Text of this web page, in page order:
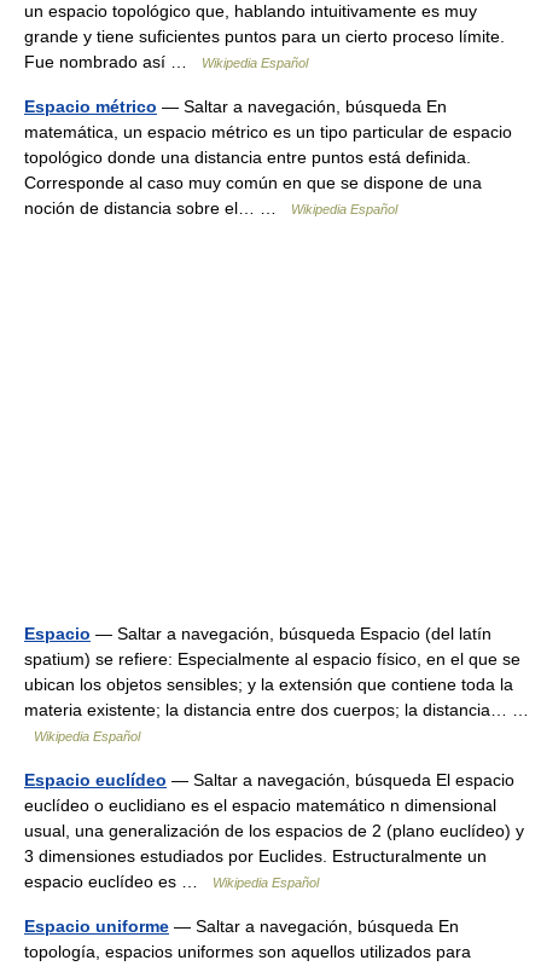
un espacio topológico que, hablando intuitivamente es muy
grande y tiene suficientes puntos para un cierto proceso límite.
Fue nombrado así …
Wikipedia Español
Espacio métrico — Saltar a navegación, búsqueda En
matemática, un espacio métrico es un tipo particular de espacio
topológico donde una distancia entre puntos está definida.
Corresponde al caso muy común en que se dispone de una
noción de distancia sobre el… …
Wikipedia Español
Espacio — Saltar a navegación, búsqueda Espacio (del latín
spatium) se refiere: Especialmente al espacio físico, en el que se
ubican los objetos sensibles; y la extensión que contiene toda la
materia existente; la distancia entre dos cuerpos; la distancia… …
Wikipedia Español
Espacio euclídeo — Saltar a navegación, búsqueda El espacio
euclídeo o euclidiano es el espacio matemático n dimensional
usual, una generalización de los espacios de 2 (plano euclídeo) y
3 dimensiones estudiados por Euclides. Estructuralmente un
espacio euclídeo es …
Wikipedia Español
Espacio uniforme — Saltar a navegación, búsqueda En
topología, espacios uniformes son aquellos utilizados para